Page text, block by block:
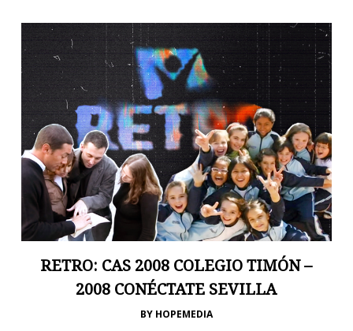
RETRO: CAS 2008 COLEGIO TIMÓN –
2008 CONÉCTATE SEVILLA
BY HOPEMEDIA